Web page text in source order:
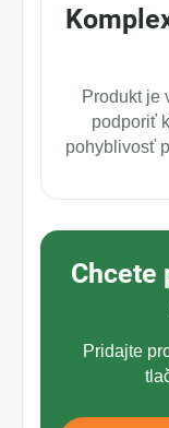
Produkt je
podporiť
pohyblivosť
Chcete
Pridajte